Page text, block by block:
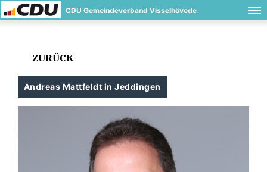
CDU Gemeindeverband Visselhövede
ZURÜCK
Andreas Mattfeldt in Jeddingen